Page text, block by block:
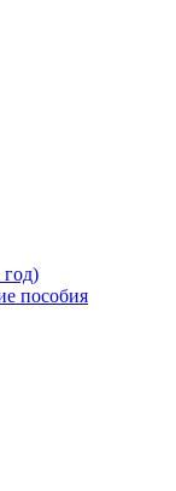
пособия